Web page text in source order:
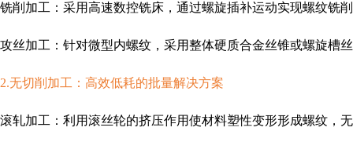
铣削加工：采用高速数控铣床，通过螺旋插补运动实现螺纹铣
攻丝加工：针对微型内螺纹，采用整体硬质合金丝锥或螺旋槽
2.无切削加工：高效低耗的批量解决方案
滚轧加工：利用滚丝轮的挤压作用使材料塑性变形形成螺纹，